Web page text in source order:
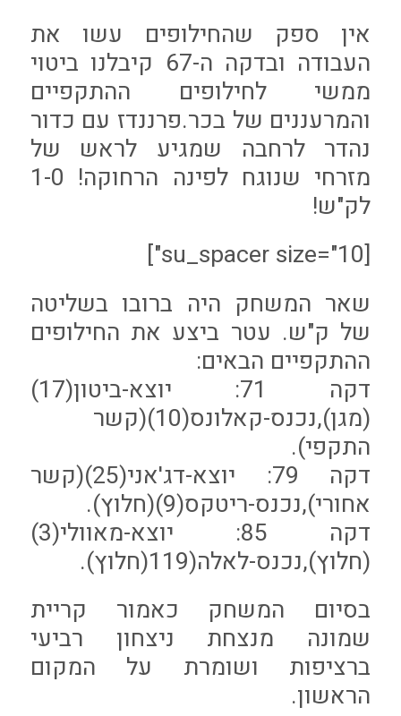
אין ספק שהחילופים עשו את
העבודה ובדקה ה-67 קיבלנו ביטוי
ממשי לחילופים ההתקפיים
והמרעננים של בכר.פרננדז עם כדור
נהדר לרחבה שמגיע לראש של
מזרחי שנוגח לפינה הרחוקה! 1-0
לק"ש!
[su_spacer size="10"]
שאר המשחק היה ברובו בשליטה
של ק"ש. עטר ביצע את החילופים
ההתקפיים הבאים:
דקה 71: יוצא-ביטון(17)
(מגן),נכנס-קאלונס(10)(קשר
התקפי).
דקה 79: יוצא-דג'אני(25)(קשר
אחורי),נכנס-ריטקס(9)(חלוץ).
דקה 85: יוצא-מאוולי(3)
(חלוץ),נכנס-לאלה(119(חלוץ).
בסיום המשחק כאמור קריית
שמונה מנצחת ניצחון רביעי
ברציפות ושומרת על המקום
הראשון.